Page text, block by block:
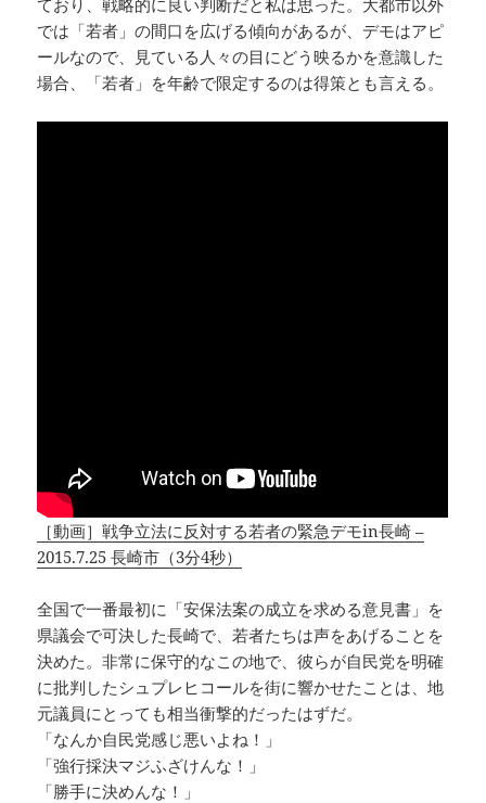
では「若者」の間口を広げる傾向があるが、デモはアピ
ールなので、見ている人々の目にどう映るかを意識した
場合、「若者」を年齢で限定するのは得策とも言える。
［動画］戦争立法に反対する若者の緊急デモin長崎 –
2015.7.25 長崎市（3分4秒）
全国で一番最初に「安保法案の成立を求める意見書」を
県議会で可決した長崎で、若者たちは声をあげることを
決めた。非常に保守的なこの地で、彼らが自民党を明確
に批判したシュプレヒコールを街に響かせたことは、地
元議員にとっても相当衝撃的だったはずだ。
「なんか自民党感じ悪いよね！」
「強行採決マジふざけんな！」
「勝手に決めんな！」